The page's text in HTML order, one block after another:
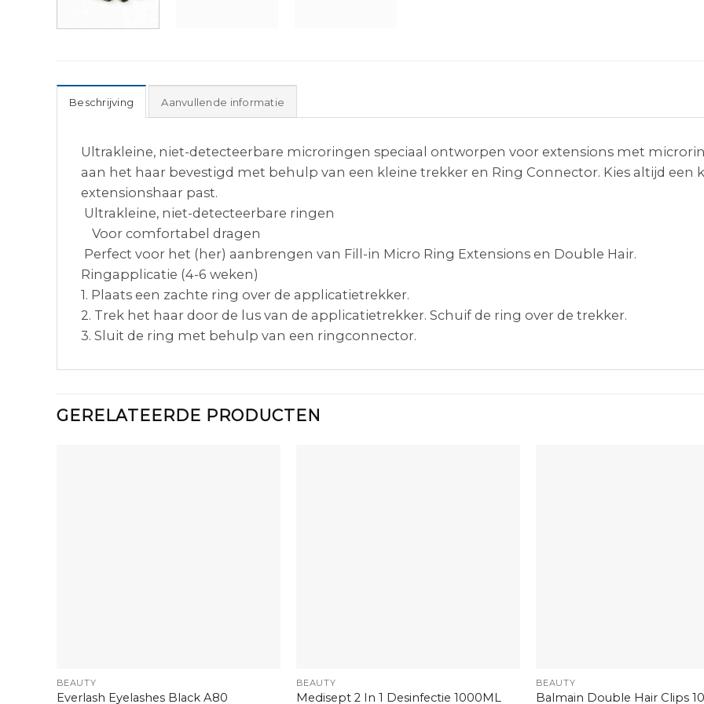
Beschrijving Aanvullende informatie
Ultrakleine, niet-detecteerbare microringen speciaal ontworpen voor extensions met
aan het haar bevestigd met behulp van een kleine trekker en Ring Connector. Kies altijd
extensionshaar past.
Ultrakleine, niet-detecteerbare ringen
Voor comfortabel dragen
Perfect voor het (her) aanbrengen van Fill-in Micro Ring Extensions en Double Hair.
Ringapplicatie (4-6 weken)
1. Plaats een zachte ring over de applicatietrekker.
2. Trek het haar door de lus van de applicatietrekker. Schuif de ring over de trekker.
3. Sluit de ring met behulp van een ringconnector.
GERELATEERDE PRODUCTEN
BEAUTY
Everlash Eyelashes Black A80
BEAUTY
Medisept 2 In 1 Desinfectie 1000ML
BEAUTY
Balmain Double Hair Clips